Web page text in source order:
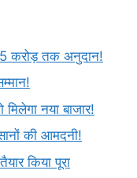
करोड़ तक अनुदान!
नया बाजार!
की आमदनी!
किया पूरा